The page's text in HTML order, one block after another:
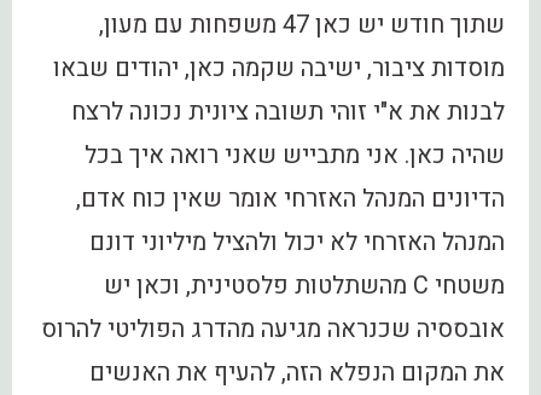
שתוך חודש יש כאן 47 משפחות עם מעון,
מוסדות ציבור, ישיבה שקמה כאן, יהודים שבאו
לבנות את א"י זוהי תשובה ציונית נכונה לרצח
שהיה כאן. אני מתבייש שאני רואה איך בכל
הדיונים המנהל האזרחי אומר שאין כוח אדם,
המנהל האזרחי לא יכול ולהציל מיליוני דונם
משטחי C מהשתלטות פלסטינית, וכאן יש
אובססיה שכנראה מגיעה מהדרג הפוליטי להרוס
את המקום הנפלא הזה, להעיף את האנשים